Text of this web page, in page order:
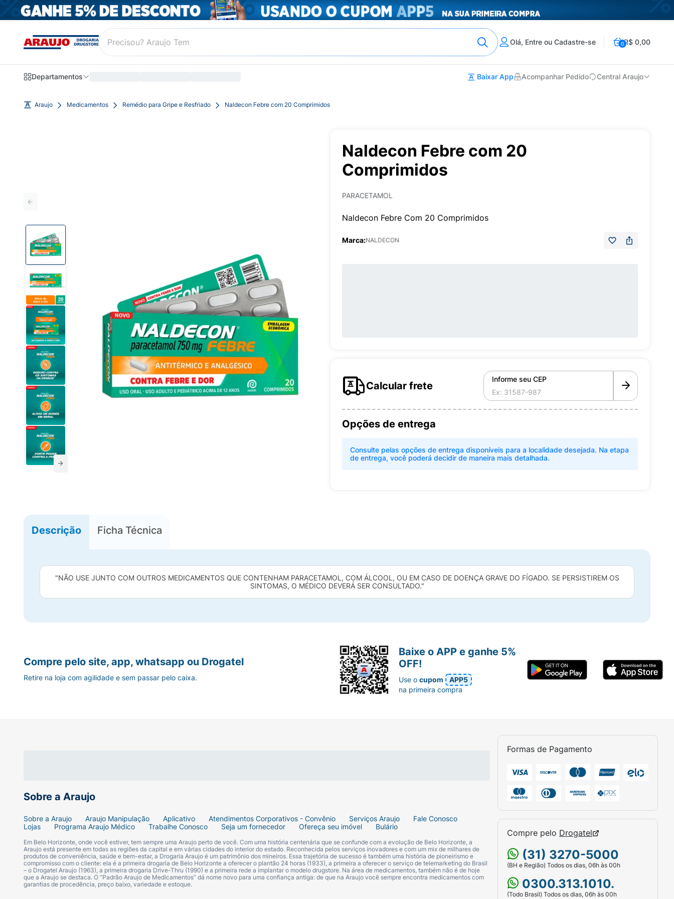
Olá, Entre ou Cadastre-se 0R$ 0,00
Departamentos Baixar App Acompanhar Pedido Central Araujo
Araujo Medicamentos Remédio para Gripe e Resfriado Naldecon Febre com 20 Comprimidos
Naldecon Febre com 20
Comprimidos
PARACETAMOL
Naldecon Febre Com 20 Comprimidos
Marca:NALDECON
Calcular frete
Informe seu CEP
Opções de entrega
Consulte pelas opções de entrega disponíveis para a localidade desejada. Na etapa
de entrega, você poderá decidir de maneira mais detalhada.
Descrição Ficha Técnica
"NÃO USE JUNTO COM OUTROS MEDICAMENTOS QUE CONTENHAM PARACETAMOL, COM ÁLCOOL, OU EM CASO DE DOENÇA GRAVE DO FÍGADO. SE PERSISTIREM OS
SINTOMAS, O MÉDICO DEVERÁ SER CONSULTADO."
Sobre a Araujo
Sobre a Araujo Araujo Manipulação Aplicativo Atendimentos Corporativos - Convênio Serviços Araujo
Fale Conosco
Lojas
Programa Araujo Médico Trabalhe Conosco Seja um fornecedor Ofereça seu imóvel Bulário
Em Belo Horizonte, onde você estiver, tem sempre uma Araujo perto de você. Com uma história centenária que se confunde com a evolução de Belo Horizonte, a
Araujo está presente em todas as regiões da capital e em várias cidades do interior do estado. Reconhecida pelos serviços inovadores e com um mix de milhares de
produtos de conveniência, saúde e bem-estar, a Drogaria Araujo é um patrimônio dos mineiros. Essa trajetória de sucesso é também uma história de pioneirismo e
compromisso com o cliente: ela é a primeira drogaria de Belo Horizonte a oferecer o plantão 24 horas (1933), a primeira a oferecer o serviço de telemarketing do Brasil
– o Drogatel Araujo (1963), a primeira drogaria Drive-Thru (1990) e a primeira rede a implantar o modelo drugstore. Na área de medicamentos, também não é de hoje
que a Araujo se destaca. O “Padrão Araujo de Medicamentos” dá nome novo para uma confiança antiga: de que na Araujo você sempre encontra medicamentos com
garantias de procedência, preço baixo, variedade e estoque.
Formas de Pagamento
Compre pelo Drogatel
(31) 3270-5000
(BH e Região) Todos os dias, 06h às 00h
0300.313.1010.
(Todo Brasil) Todos os dias, 06h às 00h
Compre pelo site, app, whatsapp ou Drogatel
Retire na loja com agilidade e sem passar pelo caixa.
Baixe o APP e ganhe 5%
OFF!
Use ocupom
APP5
na primeira compra